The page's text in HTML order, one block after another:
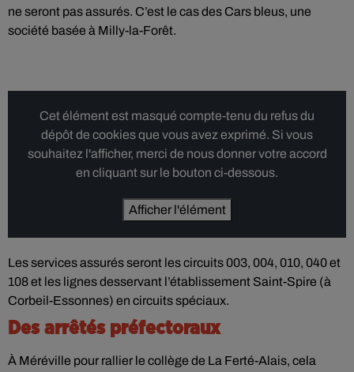
ne seront pas assurés. C’est le cas des Cars bleus, une
société basée à Milly-la-Forêt.
Cet élément est masqué compte-tenu du refus du
dépôt de cookies que vous avez exprimé. Si vous
souhaitez l'afficher, merci de nous donner votre accord
en cliquant sur le bouton ci-dessous.
Afficher l'élément
Les services assurés seront les circuits 003, 004, 010, 040 et
108 et les lignes desservant l’établissement Saint-Spire (à
Corbeil-Essonnes) en circuits spéciaux.
Des arrêtés préfectoraux
À Méréville pour rallier le collège de La Ferté-Alais, cela